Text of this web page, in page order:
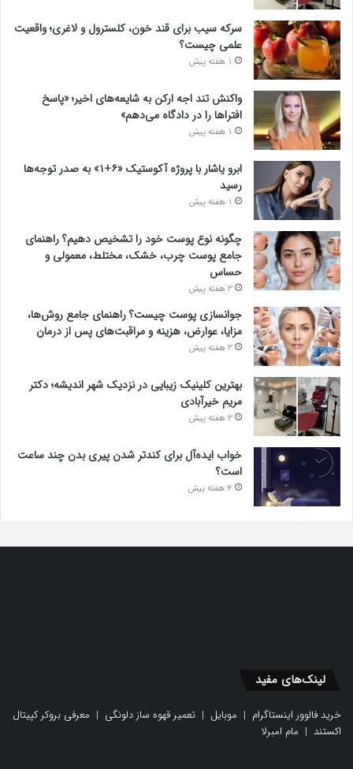
سرکه سیب برای قند خون، کلسترول و لاغری؛ واقعیت
علمی چیست؟
1 هفته پیش
واکنش تند اجه ارکن به شایعه‌های اخیر؛ «پاسخ
افتراها را در دادگاه می‌دهم»
1 هفته پیش
ابرو یاشار با پروژه آکوستیک «۶+۱» به صدر توجه‌ها
رسید
1 هفته پیش
چگونه نوع پوست خود را تشخیص دهیم؟ راهنمای
جامع پوست چرب، خشک، مختلط، معمولی و
حساس
3 هفته پیش
جوانسازی پوست چیست؟ راهنمای جامع روش‌ها،
مزایا، عوارض، هزینه و مراقبت‌های پس از درمان
3 هفته پیش
بهترین کلینیک زیبایی در نزدیک شهر اندیشه؛ دکتر
مریم خیرآبادی
3 هفته پیش
خواب ایده‌آل برای کندتر شدن پیری بدن چند ساعت
است؟
4 هفته پیش
لینک‌های مفید
خرید فالوور اینستاگرام | موبایل | تعمیر قهوه ساز دلونگی | معرفی بروکر کپیتال
اکستند | مام امبرلا